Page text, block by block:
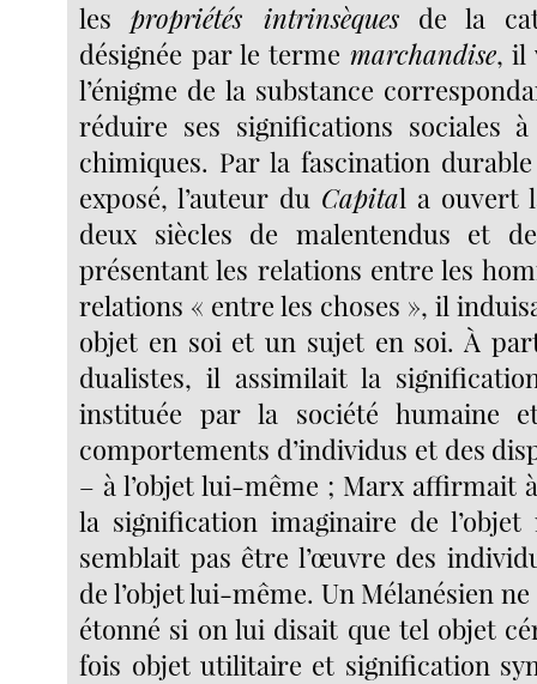
lespropriétés intrinsèquesde la
désignée par le terme marchandise, il
l’énigme de la substance
réduire ses significations sociales à
chimiques. Par la fascination durable
exposé, l’auteur du Capital a ouvert
deux siècles de malentendus et
présentant les relations entre les
relations « entre les choses », il
objet en soi et un sujet en soi. À
dualistes, il assimilait la
instituée par la société humaine
comportements d’individus et des
– à l’objet lui-même ; Marx affirmait
la signification imaginaire de l’objet
semblait pas être l’œuvre des
de l’objet lui-même. Un Mélanésien
étonné si on lui disait que tel objet
fois objet utilitaire et signification